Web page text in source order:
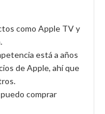
como Apple TV y
está a años
de Apple, ahí que
comprar